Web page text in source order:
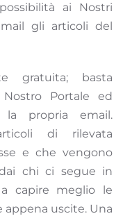
ai Nostri
gli articoli del
gratuita; basta
Nostro Portale ed
la propria email.
di rilevata
e che vengono
chi ci segue in
capire meglio le
uscite. Una